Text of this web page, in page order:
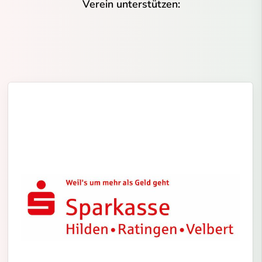
Verein unterstützen: